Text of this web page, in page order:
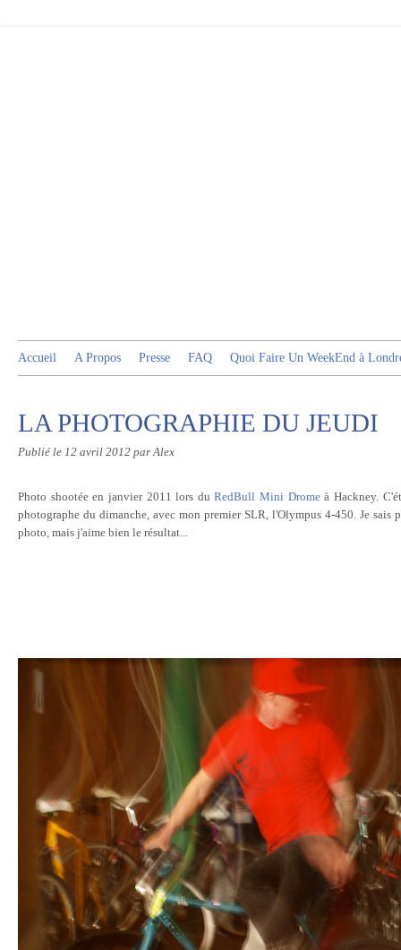
Accueil A Propos Presse FAQ Quoi Faire Un WeekEnd à
LA PHOTOGRAPHIE DU JEUDI
Publié le 12 avril 2012 par Alex
Photo shootée en janvier 2011 lors duRedBull Mini Dromeà Hackney.
photographe du dimanche, avec mon premier SLR, l'Olympus 4-450. Je sais
photo, mais j'aime bien le résultat...